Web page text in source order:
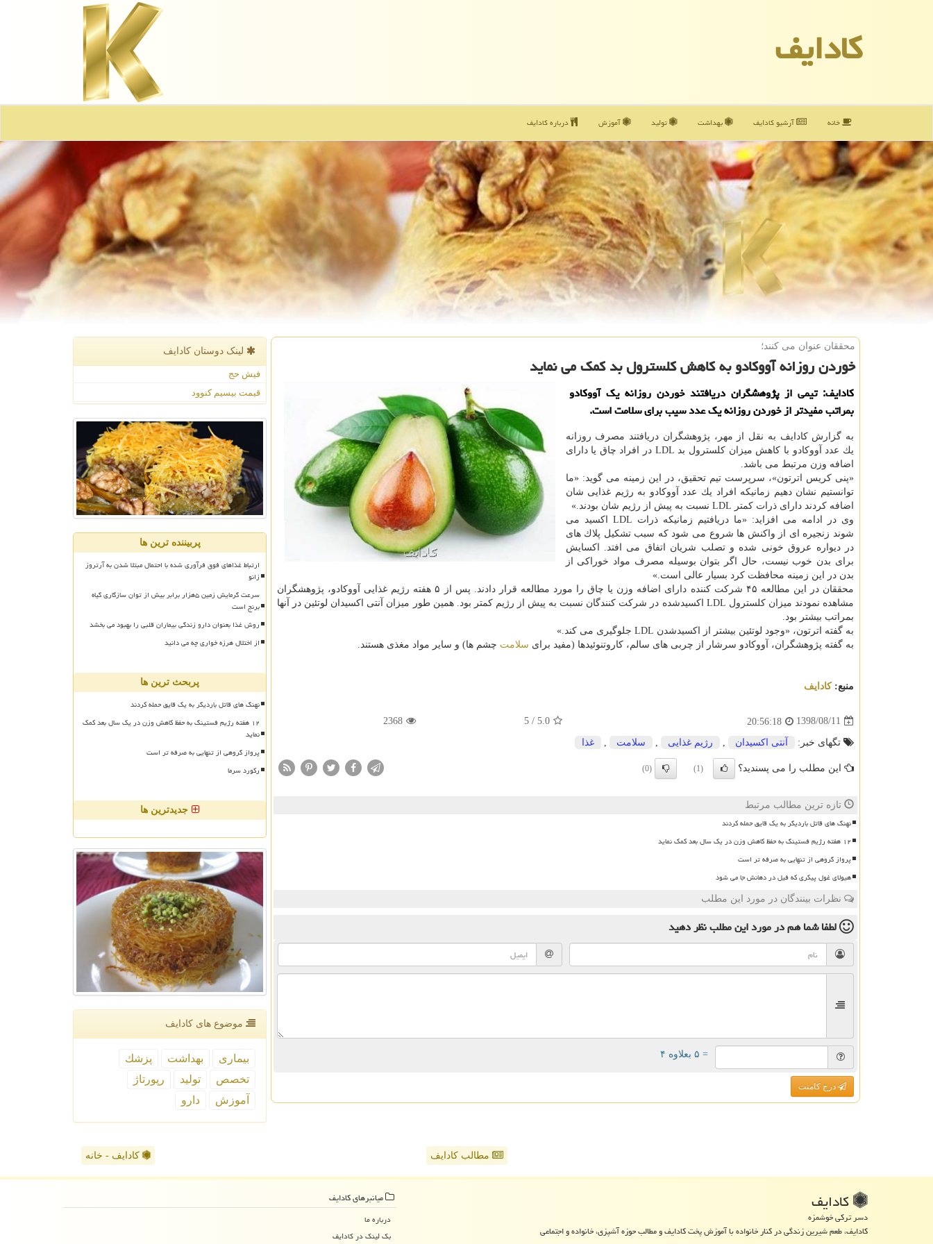
كادایف
خانه آرشیو كادایف بهداشت تولید آموزش درباره كادایف
محققان عنوان می كنند؛
خوردن روزانه آووكادو به كاهش كلسترول بد كمك می نماید
كادایف: تیمی از پژوهشگران دریافتند خوردن روزانه یك آووكادو
بمراتب مفیدتر از خوردن روزانه یك عدد سیب برای سلامت است.
به گزارش كادایف به نقل از مهر، پژوهشگران دریافتند مصرف روزانه
یك عدد آووكادو با كاهش میزان كلسترول بد LDL در افراد چاق یا دارای
اضافه وزن مرتبط می باشد.
«پنی كریس اترتون»، سرپرست تیم تحقیق، در این زمینه می گوید: «ما
توانستیم نشان دهیم زمانیكه افراد یك عدد آووكادو به رژیم غذایی شان
اضافه كردند دارای ذرات كمتر LDL نسبت به پیش از رژیم شان بودند.»
وی در ادامه می افزاید: «ما دریافتیم زمانیكه ذرات LDL اكسید می
شوند زنجیره ای از واكنش ها شروع می شود كه سبب تشكیل پلاك های
در دیواره عروق خونی شده و تصلب شریان اتفاق می افتد. اكسایش
برای بدن خوب نیست، حال اگر بتوان بوسیله مصرف مواد خوراكی از
بدن در این زمینه محافظت كرد بسیار عالی است.»
محققان در این مطالعه ۴۵ شركت كننده دارای اضافه وزن یا چاق را مورد مطالعه قرار دادند. پس از ۵ هفته رژیم غذایی آووكادو، پژوهشگران
مشاهده نمودند میزان كلسترول LDL اكسیدشده در شركت كنندگان نسبت به پیش از رژیم كمتر بود. همین طور میزان آنتی اكسیدان لوتئین در آنها
بمراتب بیشتر بود.
به گفته اترتون، «وجود لوتئین بیشتر از اكسیدشدن LDL جلوگیری می كند.»
به گفته پژوهشگران، آووكادو سرشار از چربی های سالم، كاروتنوئیدها (مفید برای سلامت چشم ها) و سایر مواد مغذی هستند.
منبع:كادایف
1398/08/11
20:56:18
5.0
/
5
2368
تگهای خبر: آنتی اكسیدان , رژیم غذایی , سلامت , غذا
این مطلب را می پسندید؟ (1)
(0)
تازه ترین مطالب مرتبط
نهنگ های قاتل باردیگر به یک قایق حمله کردند
۱۲ هفته رژیم فستینگ به حفظ کاهش وزن در یک سال بعد کمک نماید
پرواز گروهی از تنهایی به صرفه تر است
هیولای غول پیکری که فیل در دهانش جا می شود
نظرات بینندگان در مورد این مطلب
لطفا شما همدر مورد این مطلبنظر دهید
= ۵ بعلاوه ۴
درج کامنت
لینک دوستان كادایف
فیش حج
قیمت بیسیم کنوود
پربیننده ترین ها
ارتباط غذاهای فوق فرآوری شده با احتمال مبتلا شدن به آرتروز
زانو
سرعت گرمایش زمین ۵هزار برابر بیش از توان سازگاری گیاه
برنج است
روش غذا بعنوان دارو زندگی بیماران قلبی را بهبود می بخشد
از اختلال هرزه خواری چه می دانید
پربحث ترین ها
نهنگ های قاتل باردیگر به یک قایق حمله کردند
۱۲ هفته رژیم فستینگ به حفظ کاهش وزن در یک سال بعد کمک
نماید
پرواز گروهی از تنهایی به صرفه تر است
رکورد سرما
جدیدترین ها
موضوع های كادایف
بیماری بهداشت
پزشك
تخصص
تولید
رپورتاژ
آموزش
دارو
مطالب کادایف کادایف - خانه
كادایف
دسر ترکی خوشمزه
کادایف، طعم شیرین زندگی در کنار خانواده با آموزش پخت کادایف و مطالب حوزه آشپزی، خانواده و اجتماعی
میانبرهای كادایف
درباره ما
بک لینک در كادایف